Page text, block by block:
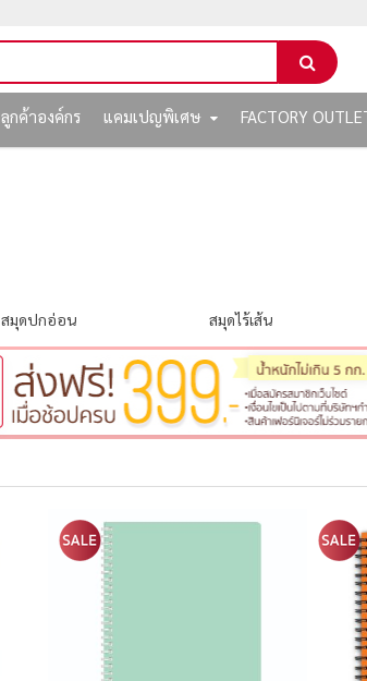
ลูกค้าองค์กร แคมเปญพิเศษ FACTORY
สมุดปกอ่อน สมุดไร้เส้น